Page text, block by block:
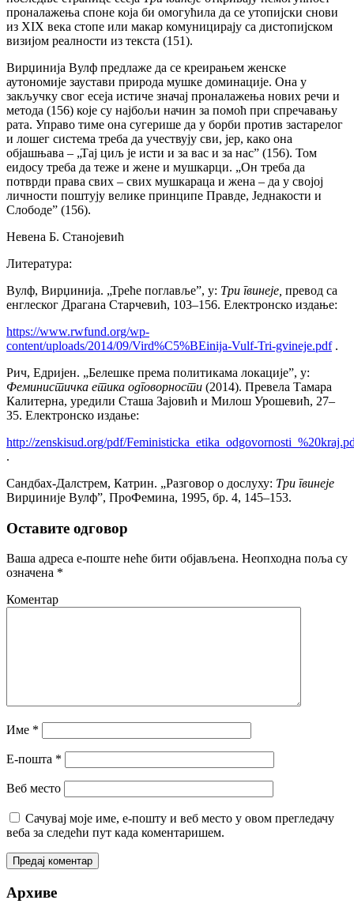
проналажења споне која би омогућила да се утопијски снови
из XIX века стопе или макар комуницирају са дистопијском
визијом реалности из текста (151).
Вирџинија Вулф предлаже да се креирањем женске
аутономије заустави природа мушке доминације. Она у
закључку свог есеја истиче значај проналажења нових речи и
метода (156) које су најбољи начин за помоћ при спречавању
рата. Управо тиме она сугерише да у борби против застарелог
и лошег система треба да учествују сви, јер, како она
објашњава – „Тај циљ је исти и за вас и за нас” (156). Том
еидосу треба да теже и жене и мушкарци. „Он треба да
потврди права свих ‒ свих мушкараца и жена – да у својој
личности поштују велике принципе Правде, Једнакости и
Слободе” (156).
Невена Б. Станојевић
Литературa:
Вулф, Вирџинија. „Треће поглавље”, у: Три гвинеје, превод са
енглеског Драгана Старчевић, 103‒156. Електронско издање:
https://www.rwfund.org/wp-
content/uploads/2014/09/Vird%C5%BEinija-Vulf-Tri-gvineje.pdf.
Рич, Едријен. „Белешке према политикама локације”, у:
Феминистичка етика одговорности (2014). Превела Тамара
Калитерна, уредили Сташа Зајовић и Милош Урошевић, 27‒
35. Електронско издање:
http://zenskisud.org/pdf/
.
Сандбах-Далстрем, Катрин. „Разговор о дослуху: Три гвинеје
Вирџиније Вулф”, ПроФемина, 1995, бр. 4, 145‒153.
Оставите одговор
Ваша адреса е-поште неће бити објављена. Неопходна поља су
означена *
Коментар
Име *
Е-пошта *
Веб место
Сачувај моје име, е-пошту и веб место у овом прегледачу
веба за следећи пут када коментаришем.
Архиве